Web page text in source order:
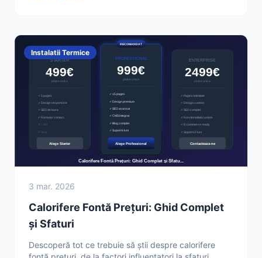
Instalatii Termice
3 mar. 2026
Calorifere Fontă Prețuri: Ghid Complet
și Sfaturi
Descoperă tot ce trebuie să știi despre calorifere